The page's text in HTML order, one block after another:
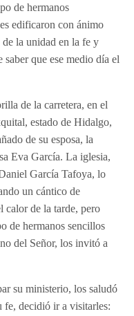
de hermanos
edificaron con ánimo
la unidad en la fe y
que ese medio día el
de la carretera, en el
estado de Hidalgo,
de su esposa, la
Eva García. La iglesia,
García Tafoya, lo
un cántico de
calor de la tarde, pero
de hermanos sencillos
del Señor, los invitó a
su ministerio, los saludó
fe, decidió ir a visitarles: